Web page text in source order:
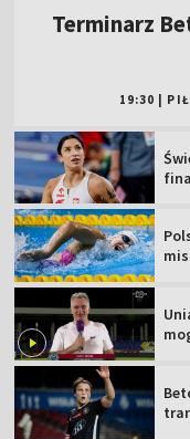
Terminarz
19:30 |